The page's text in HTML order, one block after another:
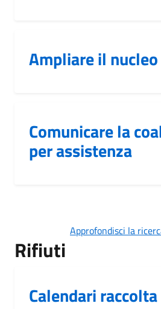
Ampliare il
Comunicare la
per assistenza
Approfondisci la
Rifiuti
Calendari